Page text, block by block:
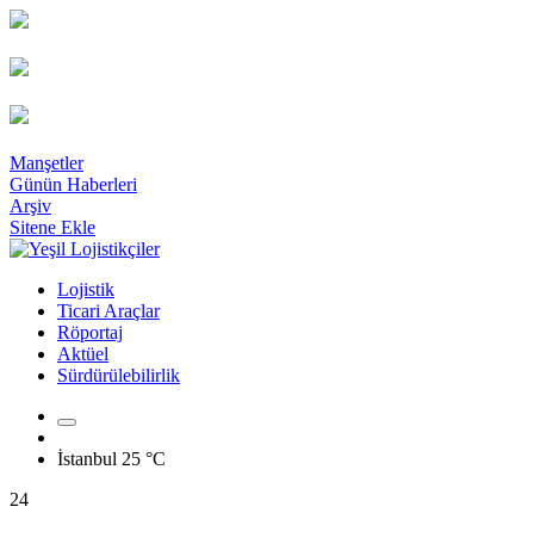
Manşetler
Günün Haberleri
Arşiv
Sitene Ekle
Lojistik
Ticari Araçlar
Röportaj
Aktüel
Sürdürülebilirlik
İstanbul 25 °C
24